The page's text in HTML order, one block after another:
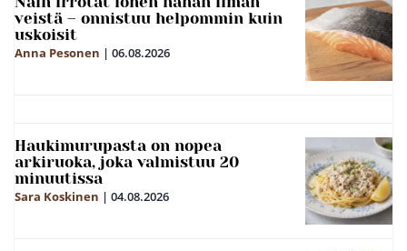
veistä – onnistuu helpommin kuin
uskoisit
Anna Pesonen | 06.08.2026
Haukimurupasta on nopea
arkiruoka, joka valmistuu 20
minuutissa
Sara Koskinen | 04.08.2026